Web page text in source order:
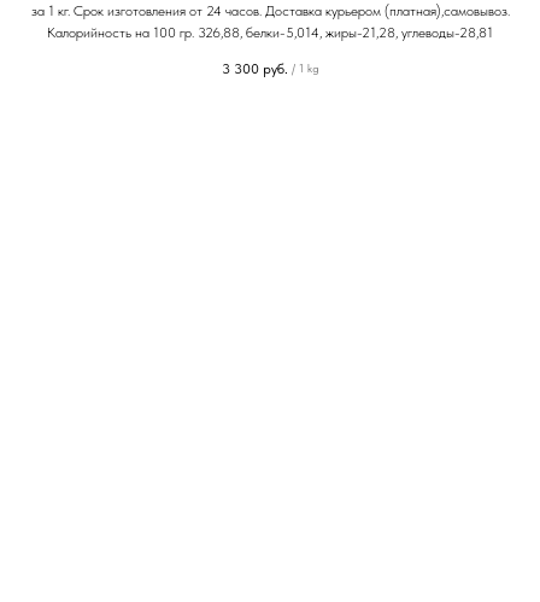
за 1 кг. Срок изготовления от 24 часов. Доставка курьером (платная),самовывоз.
Калорийность на 100 гр. 326,88, белки-5,014, жиры-21,28, углеводы-28,81
3 300 руб. / 1 kg